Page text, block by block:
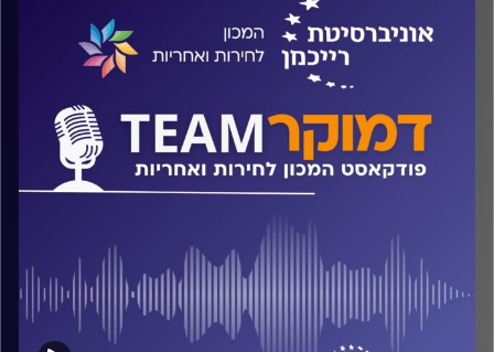
העדה, על דפוסי ההצבעה ומדוע (לעזאזל) הדרוזים ממשיכים
להצביע למפלגות שיזמו את חוק הלאום? על כל אלה ועוד
ישוחח ד"ר חיים וייצמן עם ד"ר סלים בריק
קרדיט תמונות:המכון לחירות ואחריות